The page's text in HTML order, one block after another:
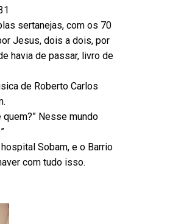
sertanejas, com os 70
Jesus, dois a dois, por
havia de passar, livro de
de Roberto Carlos
quem?” Nesse mundo
Sobam, e o Barrio
com tudo isso.